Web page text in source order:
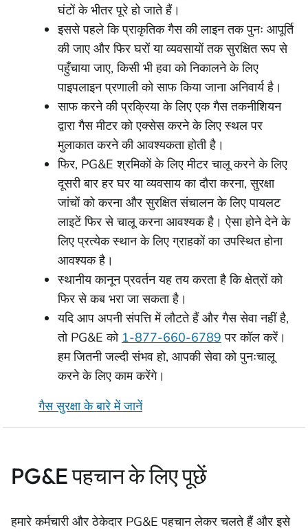
घंटों के भीतर पूरे हो जाते हैं।
इससे पहले कि प्राकृतिक गैस की लाइन तक पुनः आपूर्ति
की जाए और फिर घरों या व्यवसायों तक सुरक्षित रूप से
पहुँचाया जाए, किसी भी हवा को निकालने के लिए
पाइपलाइन प्रणाली को साफ किया जाना अनिवार्य है।
साफ करने की प्रक्रिया के लिए एक गैस तकनीशियन
द्वारा गैस मीटर को एक्सेस करने के लिए स्थल पर
मुलाकात करने की आवश्यकता होती है।
फिर, PG&E श्रमिकों के लिए मीटर चालू करने के लिए
दूसरी बार हर घर या व्यवसाय का दौरा करना, सुरक्षा
जांचों को करना और सुरक्षित संचालन के लिए पायलट
लाइटें फिर से चालू करना आवश्यक है। ऐसा होने देने के
लिए प्रत्येक स्थान के लिए ग्राहकों का उपस्थित होना
आवश्यक है।
स्थानीय कानून प्रवर्तन यह तय करता है कि क्षेत्रों को
फिर से कब भरा जा सकता है।
यदि आप अपनी संपत्ति में लौटते हैं और गैस सेवा नहीं है,
तो PG&E को 1-877-660-6789 पर कॉल करें।
हम जितनी जल्दी संभव हो, आपकी सेवा को पुनःचालू
करने के लिए काम करेंगे।
गैस सुरक्षा के बारे में जानें
PG&E पहचान के लिए पूछें
हमारे कर्मचारी और ठेकेदार PG&E पहचान लेकर चलते हैं और इसे